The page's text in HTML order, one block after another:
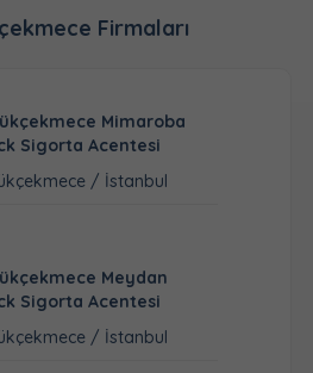
Firmaları
Mimaroba
Sigorta Acentesi
/ İstanbul
Meydan
Sigorta Acentesi
/ İstanbul